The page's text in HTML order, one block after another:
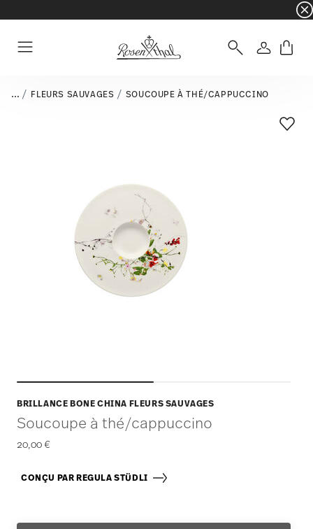
☀️ Summer SALE – Économisez encore plus
... FLEURS SAUVAGES SOUCOUPE À THÉ/CAPPUCCINO
BRILLANCE BONE CHINA FLEURS SAUVAGES
Soucoupe à thé/cappuccino
20,00 €
CONÇU PAR REGULA STÜDLI
Liste